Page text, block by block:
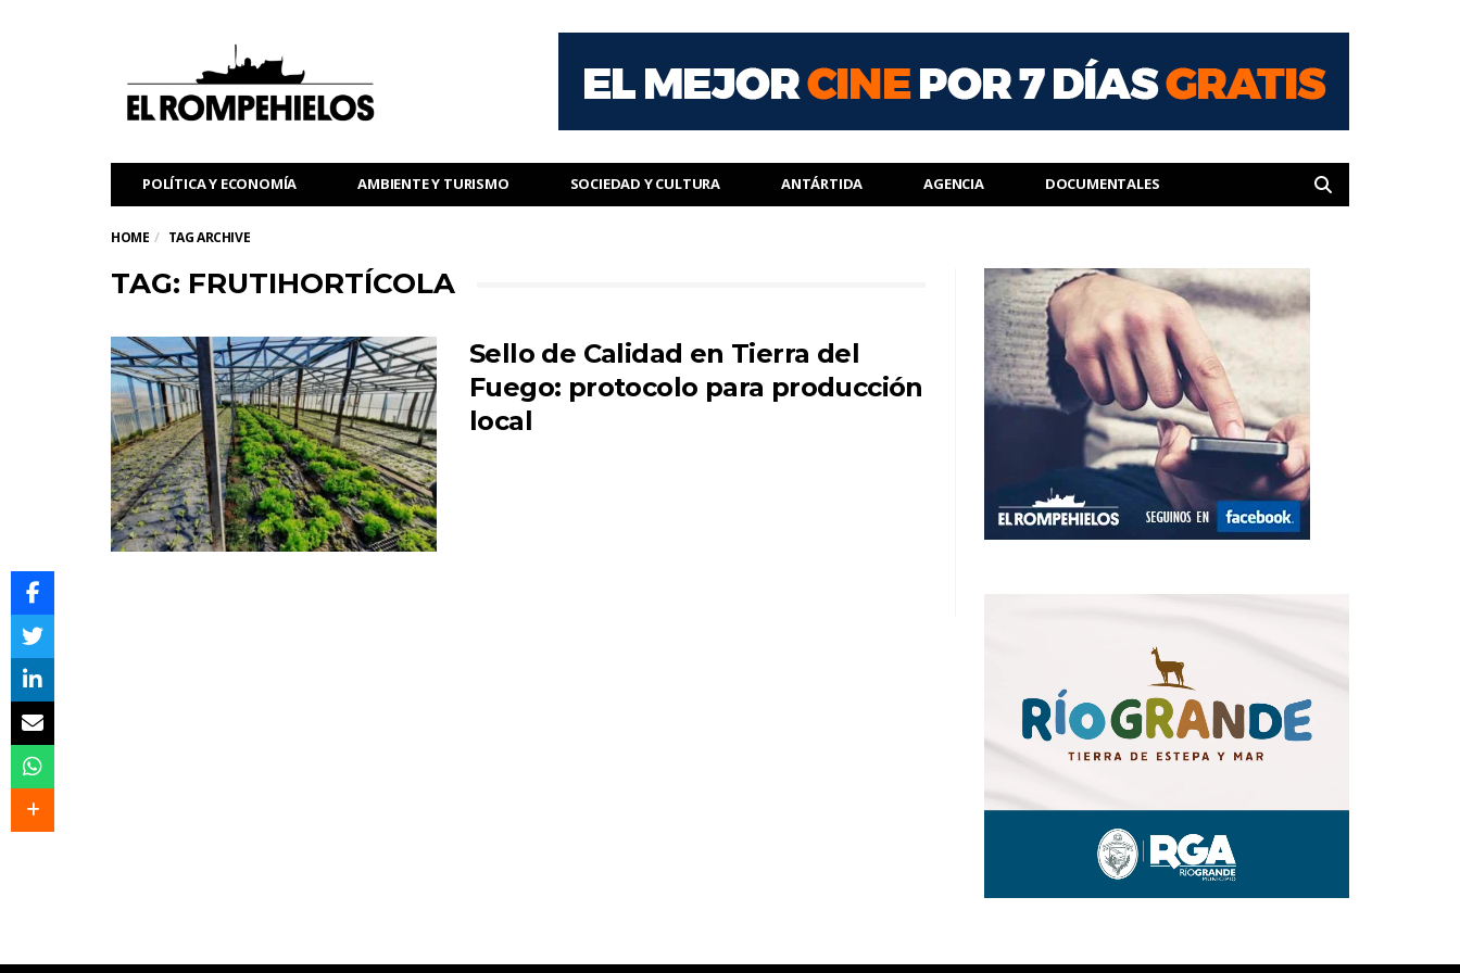
POLÍTICA Y ECONOMÍA AMBIENTE Y TURISMO SOCIEDAD Y CULTURA ANTÁRTIDA AGENCIA DOCUMENTALES
HOME TAG ARCHIVE
TAG: FRUTIHORTÍCOLA
Sello de Calidad en Tierra del
Fuego: protocolo para producción
local